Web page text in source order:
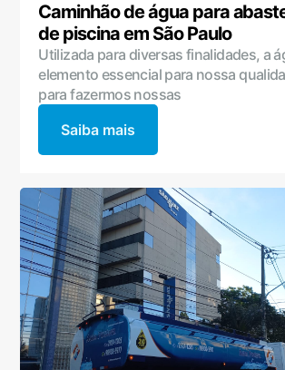
Caminhão de água para
de piscina em São Paulo
Utilizada para diversas finalidades, a
elemento essencial para nossa
para fazermos nossas
Saiba mais